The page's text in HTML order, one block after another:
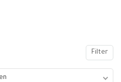
Filter